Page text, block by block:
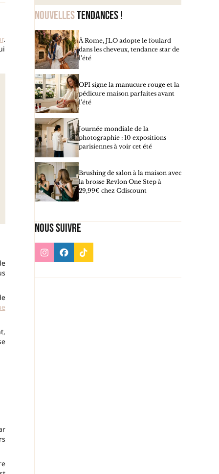
Nouvellestendances !
À Rome, JLO adopte le foulard
dans les cheveux, tendance star de
l’été
OPI signe la manucure rouge et la
pédicure maison parfaites avant
l’été
Journée mondiale de la
photographie : 10 expositions
parisiennes à voir cet été
Brushing de salon à la maison avec
la brosse Revlon One Step à
29,99€ chez Cdiscount
Nous suivre
.